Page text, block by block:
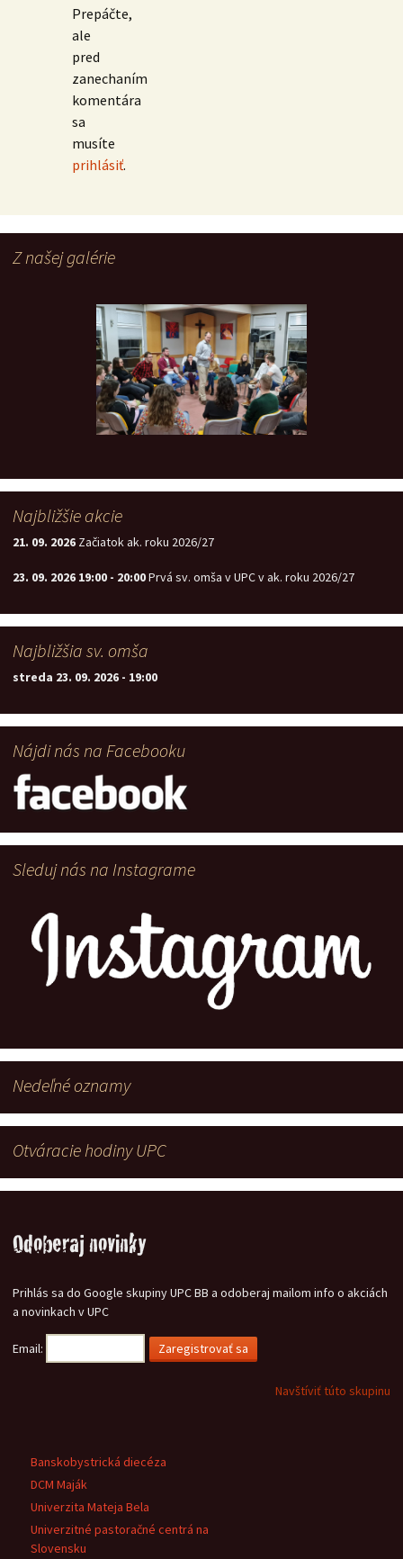
Prepáčte,
ale
pred
zanechaním
komentára
sa
musíte
prihlásiť.
Z našej galérie
Najbližšie akcie
21. 09. 2026 Začiatok ak. roku 2026/27
23. 09. 2026 19:00 - 20:00Prvá sv. omša v UPC v ak. roku 2026/27
Najbližšia sv. omša
streda 23. 09. 2026 - 19:00
Nájdi nás na Facebooku
Sleduj nás na Instagrame
Nedeľné oznamy
Otváracie hodiny UPC
Odoberaj novinky
Prihlás sa do Google skupiny UPC BB a odoberaj mailom info o akciách
a novinkach v UPC
Email:
Navštíviť túto skupinu
Banskobystrická diecéza
DCM Maják
Univerzita Mateja Bela
Univerzitné pastoračné centrá na
Slovensku